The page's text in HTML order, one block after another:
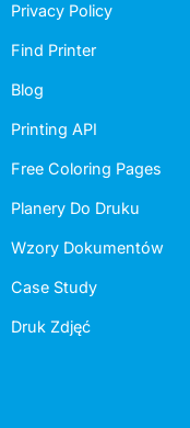
Privacy Policy
Find Printer
Blog
Printing API
Free Coloring Pages
Planery Do Druku
Wzory Dokumentów
Case Study
Druk Zdjęć